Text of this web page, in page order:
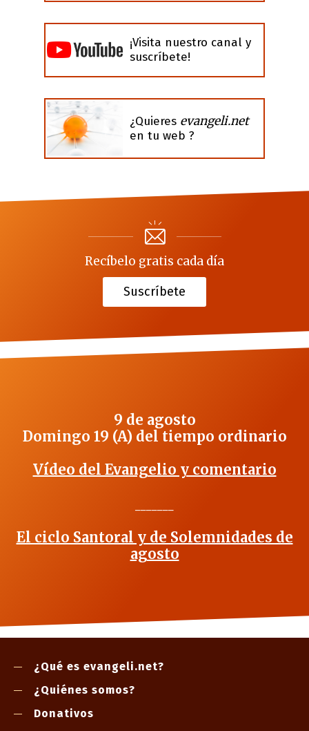
¡Visita nuestro canal y
suscríbete!
¿Quieres evangeli.net
en tu web ?
Recíbelo gratis cada día
Suscríbete
9 de agosto
Domingo 19 (A) del tiempo ordinario
Vídeo del Evangelio y comentario
El ciclo Santoral y de Solemnidades de
agosto
¿Qué es evangeli.net?
¿Quiénes somos?
Donativos